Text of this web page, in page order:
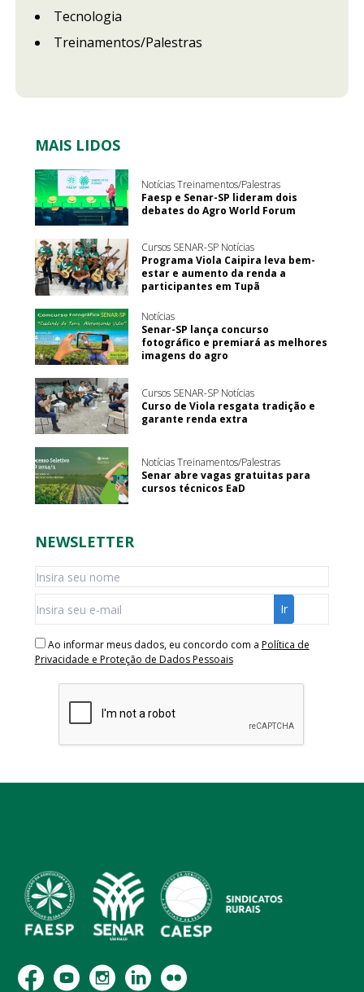
Tecnologia
Treinamentos/Palestras
MAIS LIDOS
Notícias Treinamentos/Palestras
Faesp e Senar-SP lideram dois
debates do Agro World Forum
Cursos SENAR-SP Notícias
Programa Viola Caipira leva bem-
estar e aumento da renda a
participantes em Tupã
Notícias
Senar-SP lança concurso
fotográfico e premiará as melhores
imagens do agro
Cursos SENAR-SP Notícias
Curso de Viola resgata tradição e
garante renda extra
Notícias Treinamentos/Palestras
Senar abre vagas gratuitas para
cursos técnicos EaD
NEWSLETTER
Ao informar meus dados, eu concordo com a Política de
Privacidade e Proteção de Dados Pessoais